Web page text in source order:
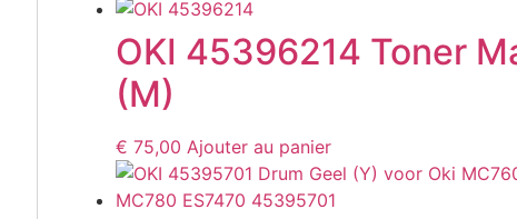
OKI 45396214 Toner
(M)
€ 75,00 Ajouter au panier